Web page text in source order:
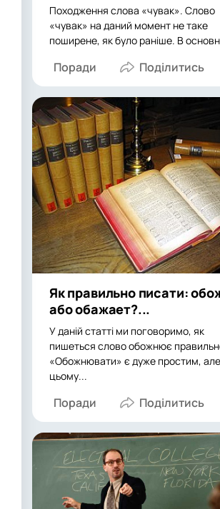
Походження слова «чувак». Слово
«чувак» на даний момент не таке
поширене, як було раніше. В
Поради
Як правильно писати:
або обажает?...
У даній статті ми поговоримо, як
пишеться слово обожнює
«Обожнювати» є дуже простим,
цьому...
Поради